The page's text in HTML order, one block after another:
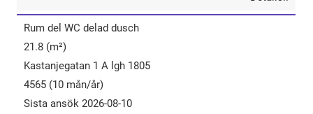
Rum​ ​del​ ​WC​ ​delad ​dusch
21.8 (m²)
Kastanjegatan 1 A lgh 1805
4565 (10 mån/år)
Sista ansök 2026-08-10